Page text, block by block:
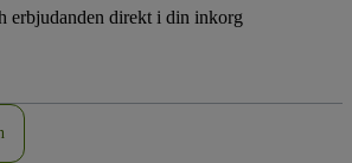
erbjudanden direkt i din inkorg